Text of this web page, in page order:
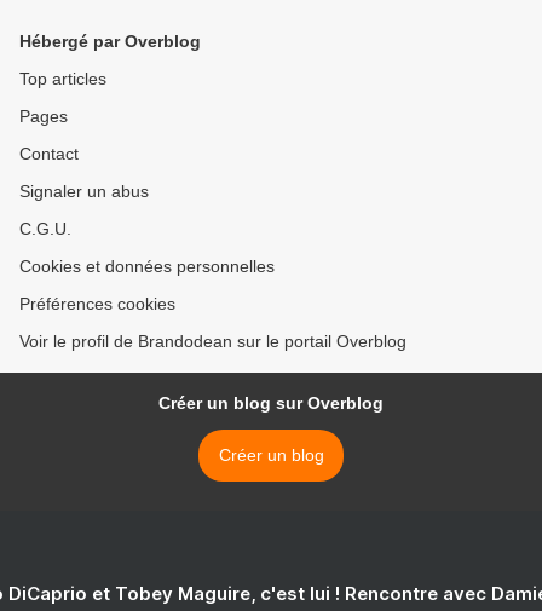
Hébergé par Overblog
Top articles
Pages
Contact
Signaler un abus
C.G.U.
Cookies et données personnelles
Préférences cookies
Voir le profil de Brandodean sur le portail Overblog
Créer un blog sur Overblog
Créer un blog
DiCaprio et Tobey Maguire, c'est lui ! Rencontre avec